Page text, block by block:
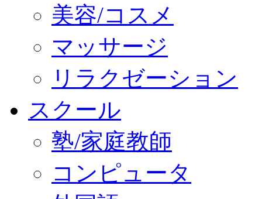
美容/コスメ
マッサージ
リラクゼーション
スクール
塾/家庭教師
コンピュータ